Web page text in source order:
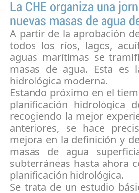
La CHE organiza una
nuevas masas de agua
A partir de la aprobación
todos los ríos, lagos,
aguas marítimas se
masas de agua. Esta es
hidrológica moderna.
Estando próximo en el
planificación hidrológica
recogiendo la mejor
anteriores, se hace
mejora en la definición y
masas de agua
subterráneas hasta ahora
planificación hidrológica.
Se trata de un estudio